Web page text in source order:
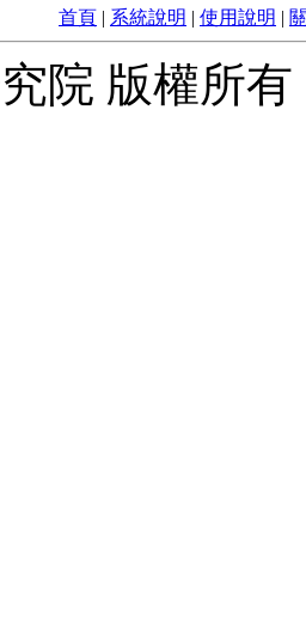
首頁 | 系統說明 | 使用說明 |
院 版權所有